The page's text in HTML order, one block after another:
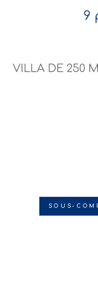
9
VILLA DE 250
SOUS-